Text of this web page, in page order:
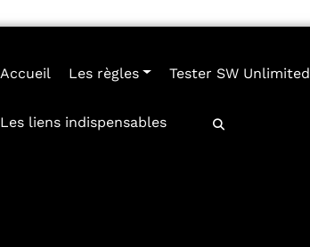
Accueil Les règles Tester SW Unlimited
Les liens indispensables